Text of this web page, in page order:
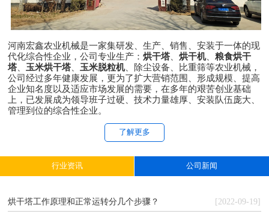
河南宏鑫农业机械是一家集研发、生产、销售、安装于一体的现
代化综合性企业，公司专业生产：烘干塔 、烘干机、粮食烘干
塔
玉米烘干塔 玉米脱粒机、除尘设备、比重筛等农业机械，
公司经过多年健康发展，更为了扩大营销范围、形成规模、提高
企业知名度以及适应市场发展的需要，在多年的艰苦创业基础
上，已发展成为领导班子过硬、技术力量雄厚、安装队伍庞大、
管理到位的综合性企业。
了解更多
行业资讯 公司新闻
烘干塔工作原理和正常运转分几个步骤？ [2022-09-19]